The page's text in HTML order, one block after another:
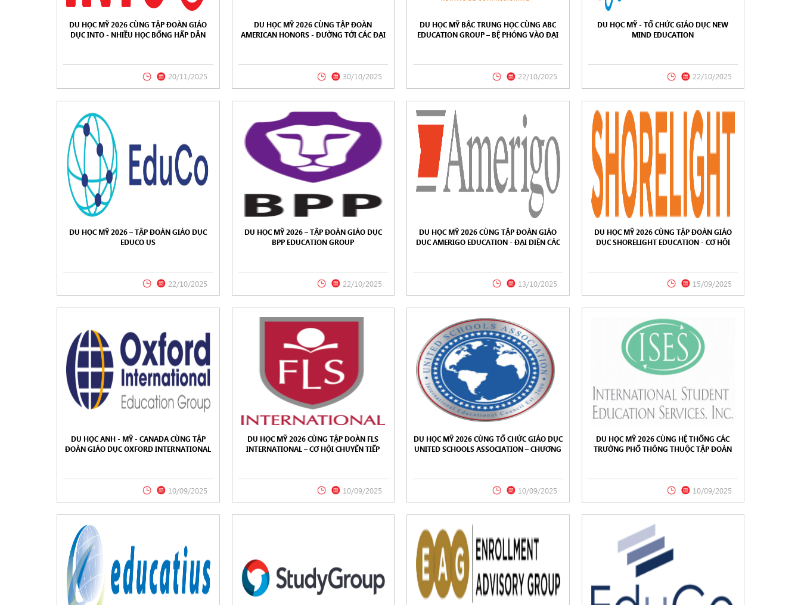
DU HỌC MỸ 2026 CÙNG TẬP ĐOÀN GIÁO
DỤC INTO - NHIỀU HỌC BỔNG HẤP DẪN
20/11/2025
DU HỌC MỸ 2026 CÙNG TẬP ĐOÀN
AMERICAN HONORS - ĐƯỜNG TỚI CÁC ĐẠI
30/10/2025
DU HỌC MỸ BẬC TRUNG HỌC CÙNG ABC
EDUCATION GROUP – BỆ PHÓNG VÀO ĐẠI
22/10/2025
DU HỌC MỸ - TỔ CHỨC GIÁO DỤC NEW
MIND EDUCATION
22/10/2025
DU HỌC MỸ 2026 – TẬP ĐOÀN GIÁO DỤC
EDUCO US
22/10/2025
DU HỌC MỸ 2026 – TẬP ĐOÀN GIÁO DỤC
BPP EDUCATION GROUP
22/10/2025
DU HỌC MỸ 2026 CÙNG TẬP ĐOÀN GIÁO
DỤC AMERIGO EDUCATION - ĐẠI DIỆN CÁC
13/10/2025
DU HỌC MỸ 2026 CÙNG TẬP ĐOÀN GIÁO
DỤC SHORELIGHT EDUCATION - CƠ HỘI
15/09/2025
DU HỌC ANH - MỸ - CANADA CÙNG TẬP
ĐOÀN GIÁO DỤC OXFORD INTERNATIONAL
10/09/2025
DU HỌC MỸ 2026 CÙNG TẬP ĐOÀN FLS
INTERNATIONAL – CƠ HỘI CHUYỂN TIẾP
10/09/2025
DU HỌC MỸ 2026 CÙNG TỔ CHỨC GIÁO DỤC
UNITED SCHOOLS ASSOCIATION – CHƯƠNG
10/09/2025
DU HỌC MỸ 2026 CÙNG HỆ THỐNG CÁC
TRƯỜNG PHỔ THÔNG THUỘC TẬP ĐOÀN
10/09/2025